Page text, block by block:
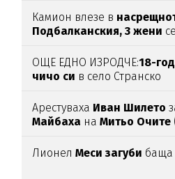
Камион влезе в
Подбалканския, 3 жени
ОЩЕ ЕДНО ИЗРОДЧЕ:18-
чичо си в село Странско
Арестуваха Иван Шилето
Майбаха наМитьо Очите
Лионел Меси загуби баща